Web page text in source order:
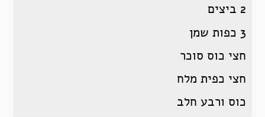
2 ביצים
3 כפות שמן
חצי כוס סוכר
חצי כפית מלח
כוס ורבע חלב